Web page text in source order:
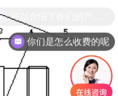
你们是怎么收费的呢